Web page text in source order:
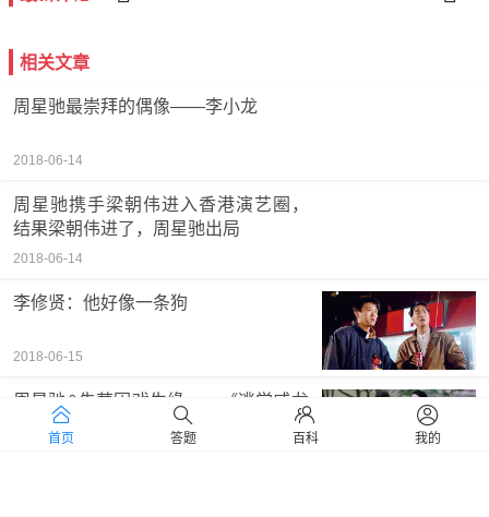
相关文章
周星驰最崇拜的偶像——李小龙
2018-06-14
周星驰携手梁朝伟进入香港演艺圈，
结果梁朝伟进了，周星驰出局
2018-06-14
李修贤：他好像一条狗
2018-06-15
周星驰&朱茵因戏生缘——《逃学威龙
首页 答题 百科 我的